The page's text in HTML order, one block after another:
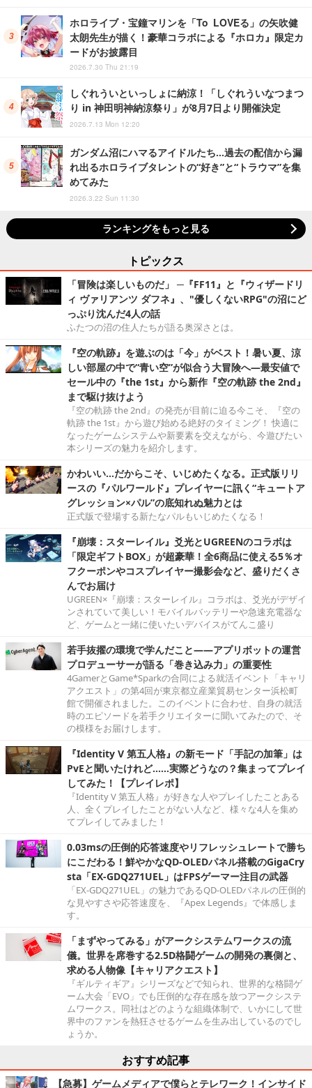
ホロライブ・宝鐘マリンを「To LOVEる」の矢吹健
太朗先生が描く！豪華コラボによる『ホロカ』限定カ
ードがお披露目
2026.7.30 Thu 21:19
しぐれういといっしょに納涼！「しぐれういなつまつ
り in 神田明神納涼祭り」が8月7日より開催決定
2026.7.13 Mon 12:20
ガンダム沼にハマるアイドルたち…過去の配信から漏
れ出るホロライブタレントの“好き”と“トラウマ”を集
めてみた
2026.3.22 Sun 11:30
ランキングをもっと見る
トピックス
「冒険は楽しいものだ」 ─『FF11』と『ウィザードリ
ィ ヴァリアンツ ダフネ』、"優しくないRPG"の沼にど
っぷり沈んだ4人の話
ふたつの沼の住人たちが語る奥深さとは。
『空の軌跡』を遊ぶのは「今」がベスト！暑い夏、涼
しい部屋の中で“青い空”が似合う大冒険へ―最安値で
セール中の『the 1st』から新作『空の軌跡 the 2nd』
まで駆け抜けよう
『空の軌跡 the 2nd』の発売が目前に迫る今こそ、『空の
軌跡 the 1st』から遊び始める絶好のタイミング！ 快適に
なったゲームシステムや新要素を交えながら、今遊びたい
本シリーズの魅力を紹介します。
かわいい…だからこそ、いじめたくなる。正式版リリ
ースの『パルワールド』プレイヤーに訊く“キュートア
グレッション×パル”の底知れぬ魅力とは
正式版で登場する新たなパルもいじめたくなる！
『崩壊：スターレイル』爻光とUGREENのコラボは
「限定ギフトBOX」が超豪華！全6商品に使える5％オ
フクーポンやコスプレイヤー撮影会など、盛りだくさ
んでお届け
UGREEN×『崩壊：スターレイル』コラボは、爻光がデザイ
ンされていて美しい！モバイルバッテリーや急速充電器な
ど、ゲームと一緒に使いたいデバイスがてんこ盛り
若手抜擢の環境で学んだこと――アプリボットの運営
プロデューサーが語る「巻き込み力」の重要性
4GamerとGame*Sparkの合同による就活イベント「キャリ
アクエスト」の第4回が東京都立産業貿易センター浜松町
館で開催されました。このイベントに合わせ、自身の就活
時のエピソードを若手クリエイターに聞いてみたので、そ
の模様をお届けします。
『Identity V 第五人格』の新モード「手記の加筆」は
PvEと聞いたけれど……実際どうなの？集まってプレイ
してみた！【プレイレポ】
『Identity V 第五人格』が好きな人やプレイしたことある
人、全くプレイしたことがない人など、様々な4人を集め
てプレイしてみました！
0.03msの圧倒的応答速度やリフレッシュレートで勝ち
にこだわる！鮮やかなQD-OLEDパネル搭載のGigaCry
sta「EX-GDQ271UEL」はFPSゲーマー注目の武器
「EX-GDQ271UEL」の魅力であるQD-OLEDパネルの圧倒的
な見やすさや応答速度を、『Apex Legends』で体感しま
す。
「まずやってみる」がアークシステムワークスの流
儀。世界を席巻する2.5D格闘ゲームの開発の裏側と、
求める人物像【キャリアクエスト】
『ギルティギア』シリーズなどで知られ、世界的な格闘ゲ
ーム大会「EVO」でも圧倒的な存在感を放つアークシステ
ムワークス。同社はどのような組織体制で、いかにして世
界中のファンを熱狂させるゲームを生み出しているのでし
ょうか。
おすすめ記事
【急募】ゲームメディアで僕らとテレワーク！インサイド